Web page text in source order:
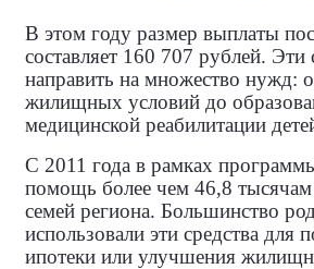
В этом году размер выплаты
составляет 160 707 рублей. Эти
направить на множество нужд:
жилищных условий до
медицинской реабилитации
С 2011 года в рамках
помощь более чем 46,8
семей региона. Большинство
использовали эти средства для
ипотеки или улучшения